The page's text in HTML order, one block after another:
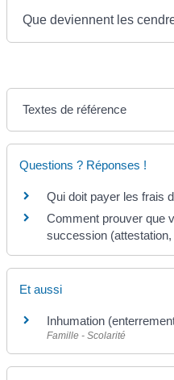
Que deviennent les
Textes de référence
Questions ? Réponses !
Qui doit payer les frais
Comment prouver que
succession
Et aussi
Inhumation
Famille - Scolarité